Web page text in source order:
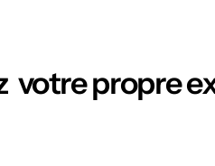
votre propre